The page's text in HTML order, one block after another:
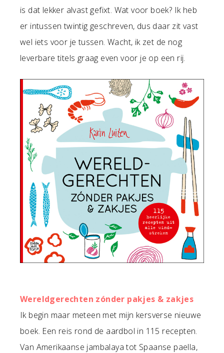
is dat lekker alvast gefixt. Wat voor boek? Ik heb
er intussen twintig geschreven, dus daar zit vast
wel iets voor je tussen. Wacht, ik zet de nog
leverbare titels graag even voor je op een rij.
Wereldgerechten zónder pakjes & zakjes
Ik begin maar meteen met mijn kersverse nieuwe
boek. Een reis rond de aardbol in 115 recepten.
Van Amerikaanse jambalaya tot Spaanse paella,